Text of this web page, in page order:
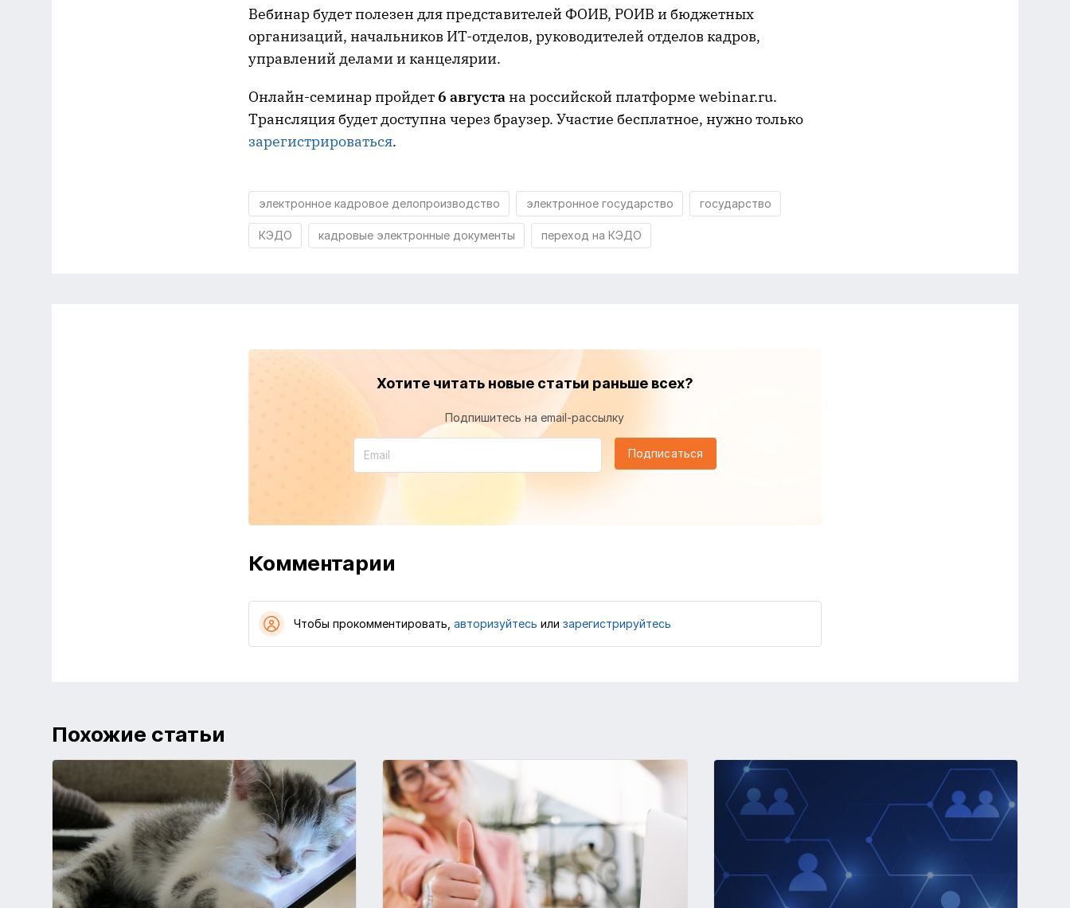
Вебинар будет полезен для представителей ФОИВ, РОИВ и бюджетных
организаций, начальников ИТ-отделов, руководителей отделов кадров,
управлений делами и канцелярии.
Онлайн-семинар пройдет6 августана российской платформе webinar.ru.
Трансляция будет доступна через браузер. Участие бесплатное, нужно только
зарегистрироваться.
электронное кадровое делопроизводство электронное государство государство
КЭДО кадровые электронные документы переход на КЭДО
Хотите читать новые статьи раньше всех?
Подпишитесь на email-рассылку
Подписаться
Комментарии
Чтобы прокомментировать, авторизуйтесь или зарегистрируйтесь
Похожие статьи